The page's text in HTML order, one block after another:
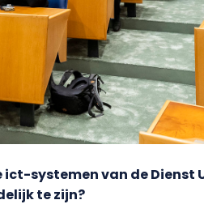
systemen van de Dienst
te zijn?